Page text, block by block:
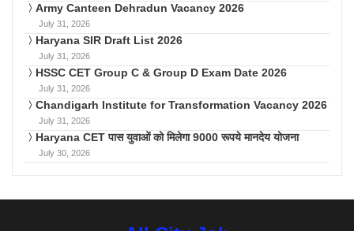
Army Canteen Dehradun Vacancy 2026
July 31, 2026
Haryana SIR Draft List 2026
July 31, 2026
HSSC CET Group C & Group D Exam Date 2026
July 31, 2026
Chandigarh Institute for Transformation Vacancy 2026
July 31, 2026
Haryana CET पास युवाओं को मिलेगा 9000 रूपये मानदेय योजना
July 30, 2026